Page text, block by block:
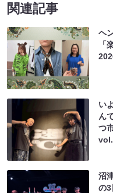
関連記事
ヘ
「
い
ん
つ
沼
の3